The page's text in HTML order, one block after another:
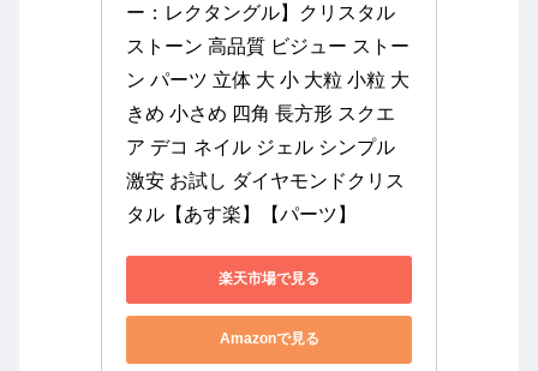
ー：レクタングル】クリスタル
ストーン 高品質 ビジュー ストー
ン パーツ 立体 大 小 大粒 小粒 大
きめ 小さめ 四角 長方形 スクエ
ア デコ ネイル ジェル シンプル
激安 お試し ダイヤモンドクリス
タル【あす楽】【パーツ】
楽天市場で見る
Amazonで見る